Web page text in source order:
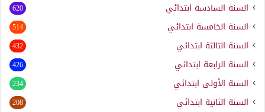
السنة السادسة ابتدائي 620
السنة الخامسة ابتدائي 514
السنة الثالثة ابتدائي 432
السنة الرابعة ابتدائي 426
السنة الأولى ابتدائي 234
السنة الثانية ابتدائي 208